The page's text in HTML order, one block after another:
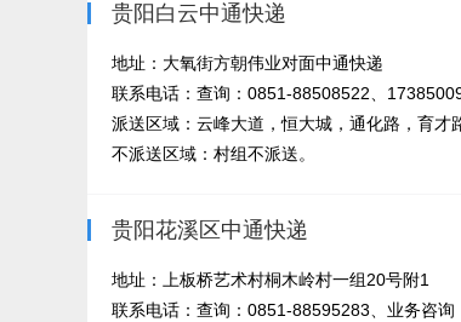
贵阳白云中通快递
地址：大氧街方朝伟业对面中通快递
联系电话：查询：0851-88508522、
派送区域：云峰大道，恒大城，通化路，育才
不派送区域：村组不派送。
贵阳花溪区中通快递
地址：上板桥艺术村桐木岭村一组20号附1
联系电话：查询：0851-88595283、业务咨